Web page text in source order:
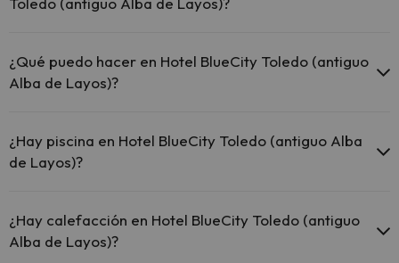
mascotas.
¿Qué puedo hacer en Hotel BlueCity Toledo (antiguo
Alba de Layos)?
siguientes actividades (algunas pueden ser de pago).
Masajista
¿Hay piscina en Hotel BlueCity Toledo (antiguo Alba
de Layos)?
servicio puede ser de pago) Aquí tienes más info sobre la piscina y
otras instalaciones.
¿Hay calefacción en Hotel BlueCity Toledo (antiguo
Alba de Layos)?